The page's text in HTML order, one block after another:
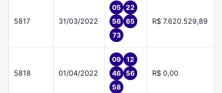
5817 31/03/2022
05
22
56
65
73
R$ 7.620.529,89
5818 01/04/2022
09
12
46
56
58
R$ 0,00